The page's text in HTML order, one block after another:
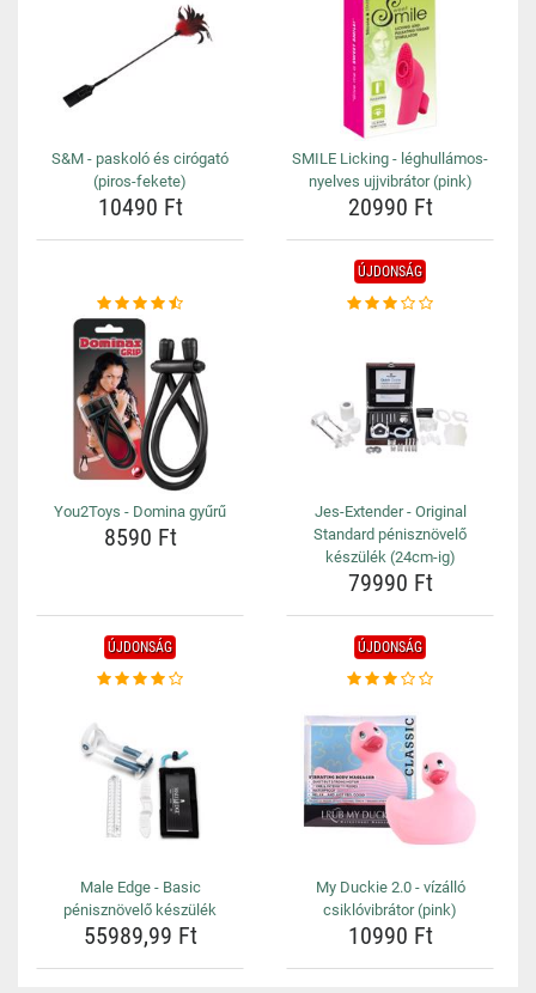
S&M - paskoló és cirógató
(piros-fekete)
10490 Ft
SMILE Licking - léghullámos-
nyelves ujjvibrátor (pink)
20990 Ft
You2Toys - Domina gyűrű
8590 Ft
ÚJDONSÁG
Jes-Extender - Original
Standard pénisznövelő
készülék (24cm-ig)
79990 Ft
ÚJDONSÁG
Male Edge - Basic
pénisznövelő készülék
55989,99 Ft
ÚJDONSÁG
My Duckie 2.0 - vízálló
csiklóvibrátor (pink)
10990 Ft